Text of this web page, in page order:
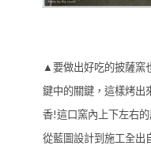
▲要做出好吃的披薩窯
鍵中的關鍵，這樣烤出
香!這口窯內上下左右
從藍圖設計到施工全出